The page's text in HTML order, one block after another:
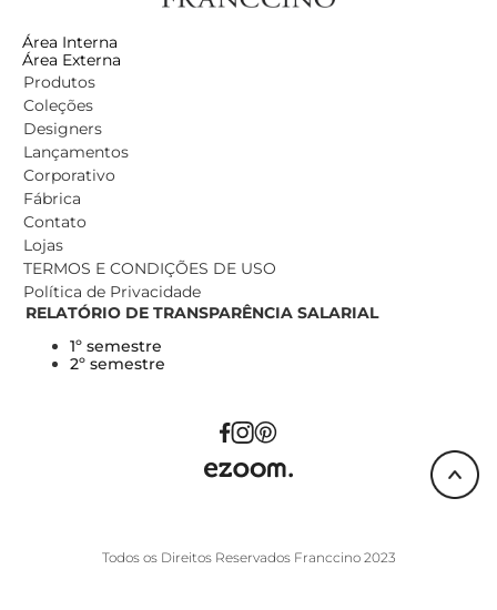
Área Interna
Área Externa
Produtos
Coleções
Designers
Lançamentos
Corporativo
Fábrica
Contato
Lojas
TERMOS E CONDIÇÕES DE USO
Política de Privacidade
RELATÓRIO DE TRANSPARÊNCIA SALARIAL
1º semestre
2º semestre
Todos os Direitos Reservados Franccino 2023